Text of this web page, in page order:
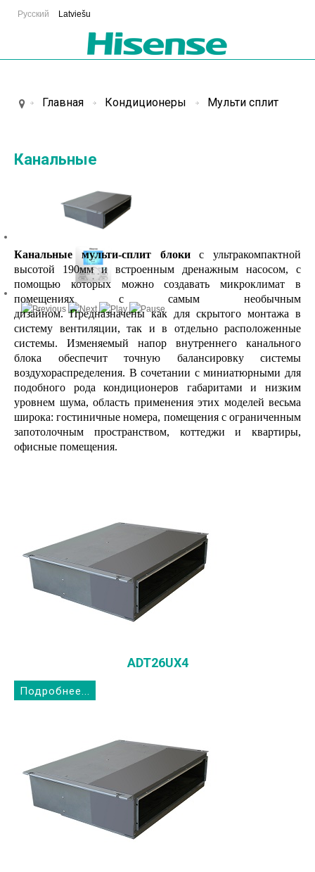
Русский Latviešu
Главная Кондиционеры Мульти сплит
Канальные
Канальные мульти-сплит блокис
ультракомпактной
высотой 190мм и встроенным дренажным насосом, с
помощью которых можно создавать микроклимат в
помещениях с самым необычным
дизайном.Предназначены как для скрытого монтажа в
систему вентиляции, так и в отдельно расположенные
системы. Изменяемый напор внутреннего канального
блока обеспечит точную балансировку системы
воздухораспределения. В сочетании с миниатюрными для
подобного рода кондиционеров габаритами и низким
уровнем шума, область применения этих моделей весьма
широка: гостиничные номера, помещения с ограниченным
запотолочным пространством, коттеджи и квартиры,
офисные помещения.
ADT26UX4
Подробнее...